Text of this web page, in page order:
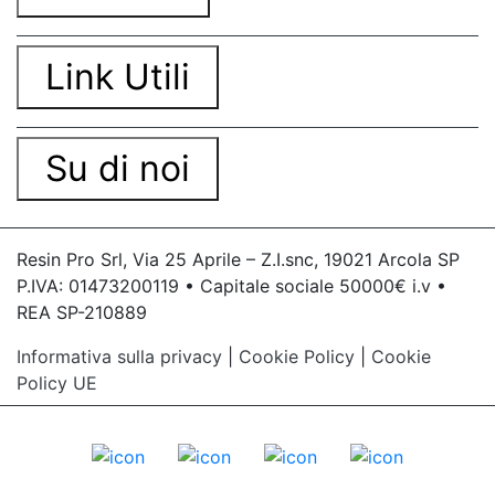
Link Utili
Su di noi
Resin Pro Srl, Via 25 Aprile – Z.I.snc, 19021 Arcola SP
P.IVA: 01473200119 • Capitale sociale 50000€ i.v •
REA SP-210889
Informativa sulla privacy
Cookie Policy
Cookie
Policy UE